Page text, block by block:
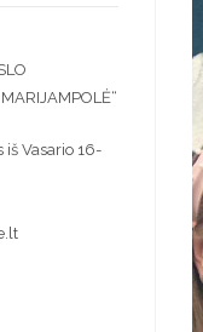
Vasario 16-